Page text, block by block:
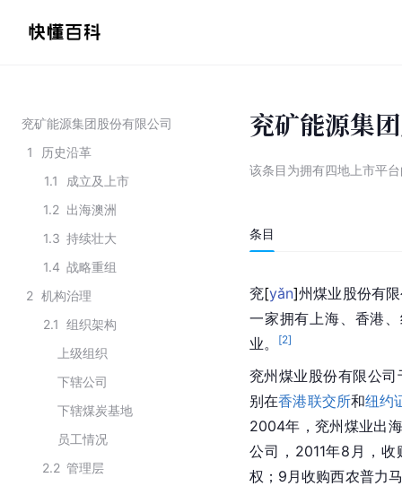
兖矿能源集团股份有限公司
1
历史沿革
1.1
成立及上市
1.2 出海澳洲
1.3 持续壮大
1.4 战略重组
2 机构治理
2.1 组织架构
上级组织
下辖公司
下辖煤炭基地
员工情况
2.2 管理层
兖矿能源集
该条目为拥有四地上市平
条目
兖[yǎn]州煤业股份有
一家拥有 上海 香港
业。
[2]
兖州煤业股份有限公
别在香港联交所和纽约
2004年，兖州煤业出
公司，2011年8月，
权；9月收购西农普力